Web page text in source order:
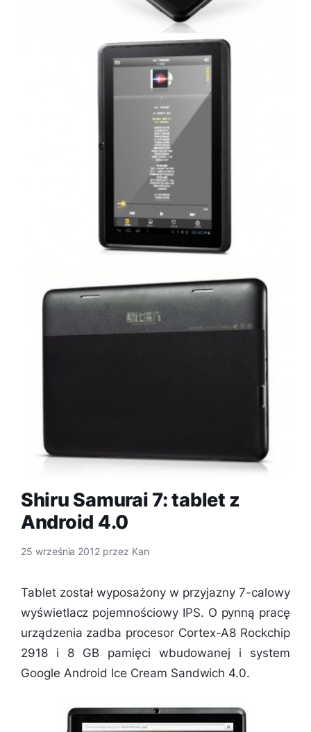
Shiru Samurai 7: tablet z
Android 4.0
25 września 2012 przez Kan
Tablet został wyposażony w przyjazny 7-calowy
wyświetlacz pojemnościowy IPS. O pynną pracę
urządzenia zadba procesor Cortex-A8 Rockchip
2918 i 8 GB pamięci wbudowanej i system
Google Android Ice Cream Sandwich 4.0.